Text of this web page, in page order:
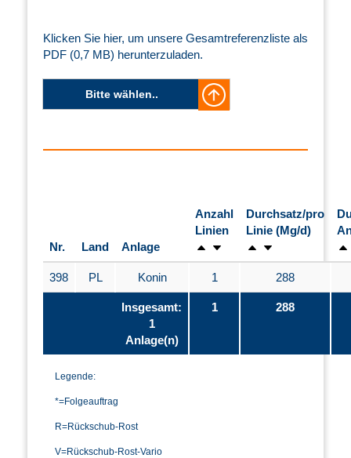
Klicken Sie hier, um unsere Gesamtreferenzliste als
PDF (0,7 MB) herunterzuladen.
Bitte wählen..
Nr. Land Anlage
Anzahl
Linien
Durchsatz/pro
Linie (Mg/d)
398 PL Konin 1 288
Insgesamt:
1
Anlage(n)
1 288
Legende:
*=Folgeauftrag
R=Rückschub-Rost
V=Rückschub-Rost-Vario